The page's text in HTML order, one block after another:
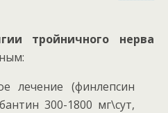
тройничного нерва
лечение (финлепсин
300-1800 мг\сут,